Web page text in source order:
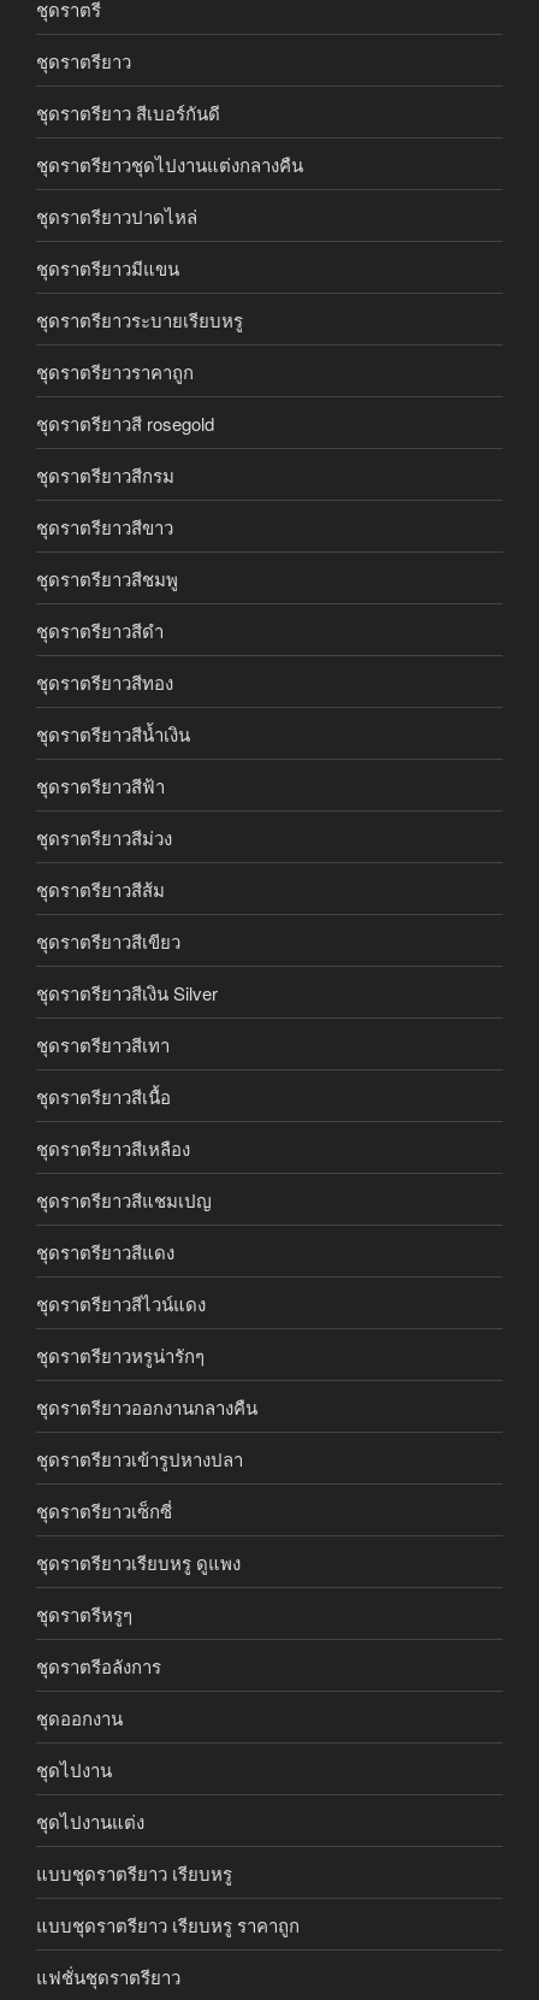
ชุดราตรี
ชุดราตรียาว
ชุดราตรียาว สีเบอร์กันดี
ชุดราตรียาวชุดไปงานแต่งกลางคืน
ชุดราตรียาวปาดไหล่
ชุดราตรียาวมีแขน
ชุดราตรียาวระบายเรียบหรู
ชุดราตรียาวราคาถูก
ชุดราตรียาวสี rosegold
ชุดราตรียาวสีกรม
ชุดราตรียาวสีขาว
ชุดราตรียาวสีชมพู
ชุดราตรียาวสีดำ
ชุดราตรียาวสีทอง
ชุดราตรียาวสีน้ำเงิน
ชุดราตรียาวสีฟ้า
ชุดราตรียาวสีม่วง
ชุดราตรียาวสีส้ม
ชุดราตรียาวสีเขียว
ชุดราตรียาวสีเงิน Silver
ชุดราตรียาวสีเทา
ชุดราตรียาวสีเนื้อ
ชุดราตรียาวสีเหลือง
ชุดราตรียาวสีแชมเปญ
ชุดราตรียาวสีแดง
ชุดราตรียาวสีไวน์แดง
ชุดราตรียาวหรูน่ารักๆ
ชุดราตรียาวออกงานกลางคืน
ชุดราตรียาวเข้ารูปหางปลา
ชุดราตรียาวเซ็กซี่
ชุดราตรียาวเรียบหรู ดูแพง
ชุดราตรีหรูๆ
ชุดราตรีอลังการ
ชุดออกงาน
ชุดไปงาน
ชุดไปงานแต่ง
แบบชุดราตรียาว เรียบหรู
แบบชุดราตรียาว เรียบหรู ราคาถูก
แฟชั่นชุดราตรียาว